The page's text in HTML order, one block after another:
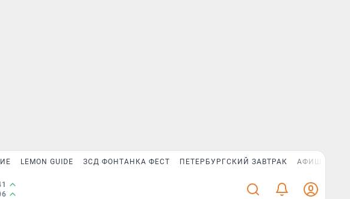
LEMON GUIDE ЗСД ФОНТАНКА ФЕСТ ПЕТЕРБУРГСКИЙ ЗАВТРАК АФИША PLUS